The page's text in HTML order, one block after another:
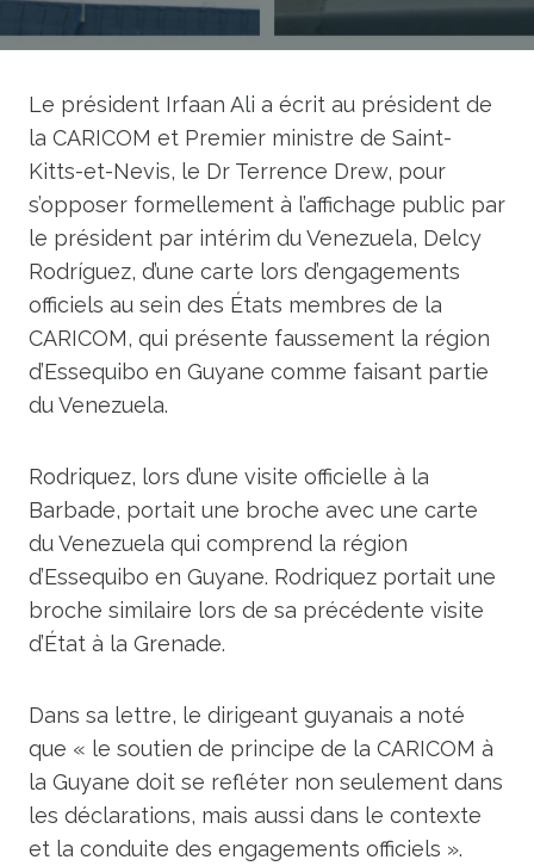
Le président Irfaan Ali a écrit au président de
la CARICOM et Premier ministre de Saint-
Kitts-et-Nevis, le Dr Terrence Drew, pour
s’opposer formellement à l’affichage public par
le président par intérim du Venezuela, Delcy
Rodríguez, d’une carte lors d’engagements
officiels au sein des États membres de la
CARICOM, qui présente faussement la région
d’Essequibo en Guyane comme faisant partie
du Venezuela.
Rodriquez, lors d’une visite officielle à la
Barbade, portait une broche avec une carte
du Venezuela qui comprend la région
d’Essequibo en Guyane. Rodriquez portait une
broche similaire lors de sa précédente visite
d’État à la Grenade.
Dans sa lettre, le dirigeant guyanais a noté
que « le soutien de principe de la CARICOM à
la Guyane doit se refléter non seulement dans
les déclarations, mais aussi dans le contexte
et la conduite des engagements officiels ».